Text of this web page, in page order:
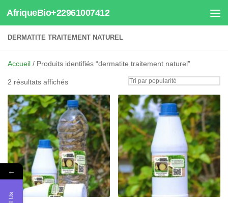
Au dessous du contenu
AfriqueBio+22961007412
DERMATITE TRAITEMENT NATUREL
Accueil / Produits identifiés “dermatite traitement naturel”
2 résultats affichésTrié
popularité
←